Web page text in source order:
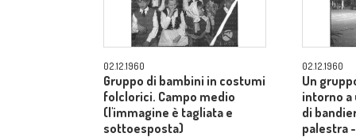
02.12.1960
Gruppo di bambini in costumi
folclorici. Campo medio
(l'immagine è tagliata e
sottoesposta)
02.12.1960
Un
intorno a
di
palestra